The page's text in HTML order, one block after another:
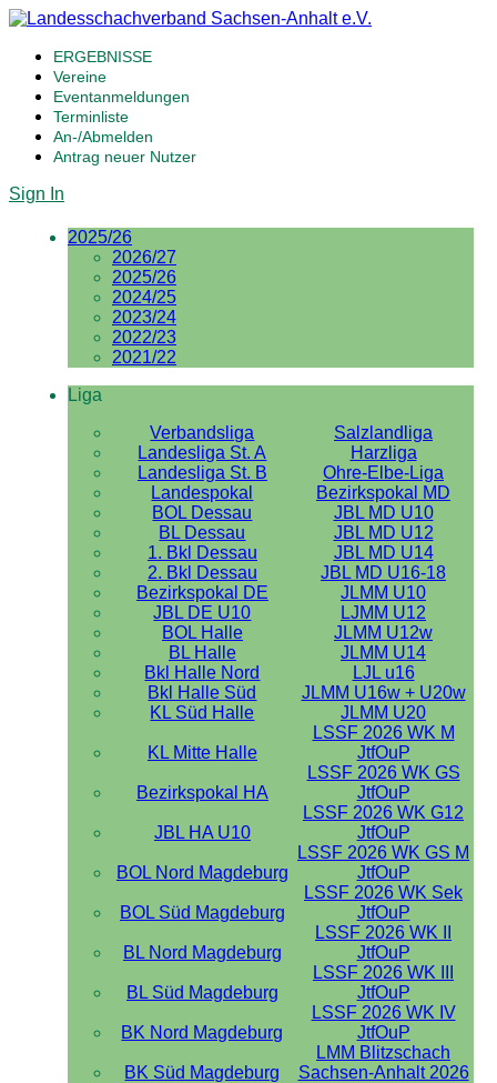
ERGEBNISSE
Vereine
Eventanmeldungen
Terminliste
An-/Abmelden
Antrag neuer Nutzer
Sign In
2025/26
2026/27
2025/26
2024/25
2023/24
2022/23
2021/22
Liga
Verbandsliga
Salzlandliga
Landesliga St. A
Harzliga
Landesliga St. B
Ohre-Elbe-Liga
Landespokal
Bezirkspokal MD
BOL Dessau
JBL MD U10
BL Dessau
JBL MD U12
1. Bkl Dessau
JBL MD U14
2. Bkl Dessau
JBL MD U16-18
Bezirkspokal DE
JLMM U10
JBL DE U10
LJMM U12
BOL Halle
JLMM U12w
BL Halle
JLMM U14
Bkl Halle Nord
LJL u16
Bkl Halle Süd
JLMM U16w + U20w
KL Süd Halle
JLMM U20
KL Mitte Halle
LSSF 2026 WK M
JtfOuP
Bezirkspokal HA
LSSF 2026 WK GS
JtfOuP
JBL HA U10
LSSF 2026 WK G12
JtfOuP
BOL Nord Magdeburg
LSSF 2026 WK GS M
JtfOuP
BOL Süd Magdeburg
LSSF 2026 WK Sek
JtfOuP
BL Nord Magdeburg
LSSF 2026 WK II
JtfOuP
BL Süd Magdeburg
LSSF 2026 WK III
JtfOuP
BK Nord Magdeburg
LSSF 2026 WK IV
JtfOuP
BK Süd Magdeburg
LMM Blitzschach
Sachsen-Anhalt 2026